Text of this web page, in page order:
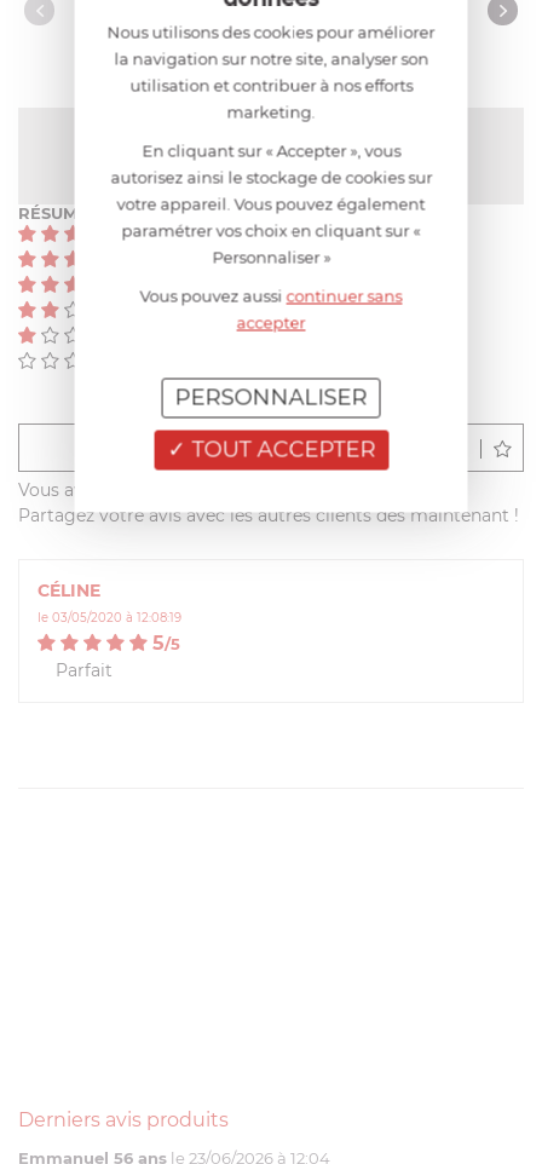
AVIS CLIENT
5/5(1 avis)
RÉSUMÉ
(1)
(0)
Déposer un avis
Vous avez acheté ce produit sur francisbatt.com ?
Partagez votre avis avec les autres clients dès maintenant !
CÉLINE
le 03/05/2020 à 12:08:19
5/5
Parfait
Derniers avis produits
Emmanuel 56 ans le 23/06/2026 à 12:04
Nous utilisons des cookies pour améliorer
la navigation sur notre site, analyser son
utilisation et contribuer à nos efforts
marketing.
En cliquant sur « Accepter », vous
autorisez ainsi le stockage de cookies sur
votre appareil. Vous pouvez également
paramétrer vos choix en cliquant sur «
Personnaliser »
Vous pouvez aussicontinuer sans
accepter
TOUT ACCEPTER
PERSONNALISER